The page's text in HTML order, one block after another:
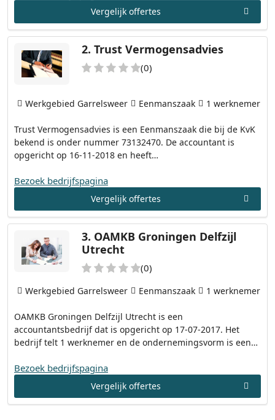
Vergelijk offertes
2. Trust Vermogensadvies
(0)
Trust Vermogensadvies is een Eenmanszaak die bij de KvK
bekend is onder nummer 73132470. De accountant is
opgericht op 16-11-2018 en heeft…
Werkgebied Garrelsweer Eenmanszaak 1 werknemer
Bezoek bedrijfspagina
Vergelijk offertes
3. OAMKB Groningen Delfzijl
Utrecht
(0)
OAMKB Groningen Delfzijl Utrecht is een
accountantsbedrijf dat is opgericht op 17-07-2017. Het
bedrijf telt 1 werknemer en de ondernemingsvorm is een…
Werkgebied Garrelsweer Eenmanszaak 1 werknemer
Bezoek bedrijfspagina
Vergelijk offertes